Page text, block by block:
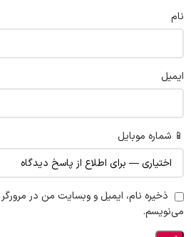
نام
ایمیل
📱 شماره موبایل
ذخیره نام، ایمیل و وبسایت من در
می‌نویسم.